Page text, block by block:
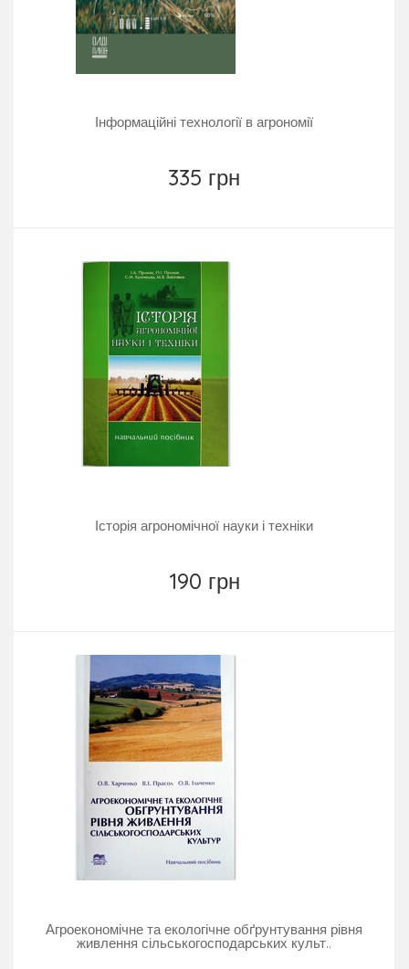
Інформаційні технології в агрономії
335 грн
Історія агрономічної науки і техніки
190 грн
Агроекономічне та екологічне обґрунтування рівня
живлення сільськогосподарських культ..